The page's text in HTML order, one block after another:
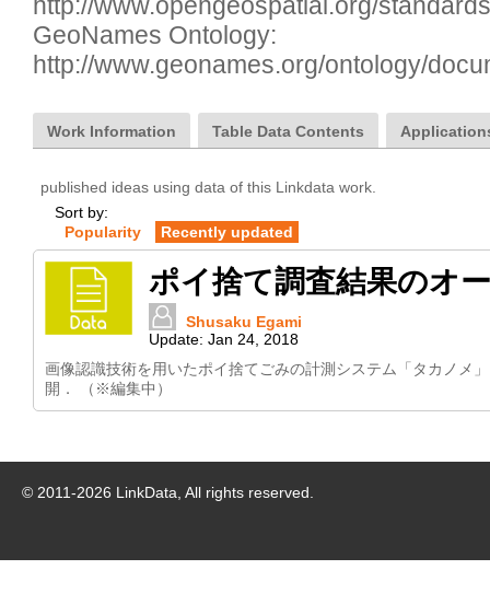
GeoNames Ontology:
http://www.geonames.org/ontology/
Work Information Table Data Contents
published ideas using data of this Linkdata work.
Sort by:
Popularity
Recently updated
ポイ捨て調査結果のオ
Shusaku Egami
Update: Jan 24, 2018
画像認識技術を用いたポイ捨てごみの計測システム「タカノメ
開． （※編集中）
© 2011-2026 LinkData, All rights reserved.